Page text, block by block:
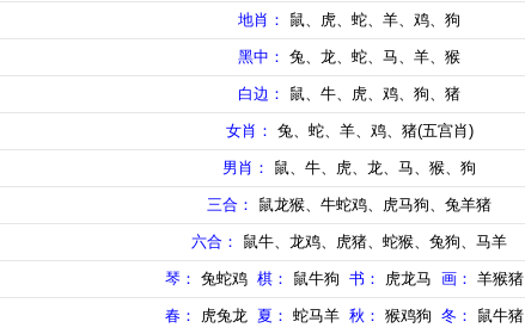
地肖： 鼠、虎、蛇、羊、鸡、狗
黑中： 兔、龙、蛇、马、羊、猴
白边： 鼠、牛、虎、鸡、狗、猪
女肖： 兔、蛇、羊、鸡、猪(五宫肖)
男肖： 鼠、牛、虎、龙、马、猴、狗
三合： 鼠龙猴、牛蛇鸡、虎马狗、兔羊猪
六合： 鼠牛、龙鸡、虎猪、蛇猴、兔狗、马羊
琴： 兔蛇鸡 棋： 鼠牛狗 书： 虎龙马 画： 羊猴猪
春： 虎兔龙 夏： 蛇马羊 秋： 猴鸡狗 冬： 鼠牛猪